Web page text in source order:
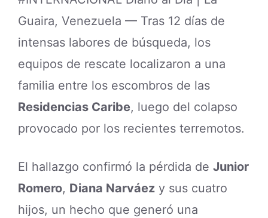
Guaira, Venezuela — Tras 12 días de
intensas labores de búsqueda, los
equipos de rescate localizaron a una
familia entre los escombros de las
Residencias Caribe, luego del colapso
provocado por los recientes terremotos.
El hallazgo confirmó la pérdida de Junior
Romero, Diana Narváez y sus cuatro
hijos, un hecho que generó una